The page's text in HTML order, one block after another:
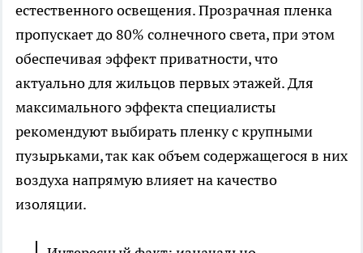
естественного освещения. Прозрачная пленка
пропускает до 80% солнечного света, при этом
обеспечивая эффект приватности, что
актуально для жильцов первых этажей. Для
максимального эффекта специалисты
рекомендуют выбирать пленку с крупными
пузырьками, так как объем содержащегося в них
воздуха напрямую влияет на качество
изоляции.